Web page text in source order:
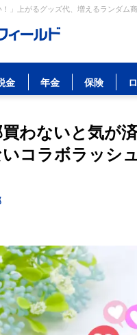
！」上がるグッズ代、増えるランダ
金 年金 保険
買わないと気が
コラボラッシ